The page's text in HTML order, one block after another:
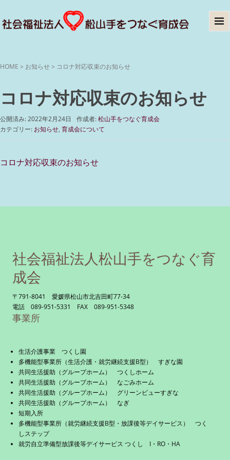
HOME > お知らせ> コロナ対応収束のお知らせ
コロナ対応収束のお知らせ
公開済み: 2022年2月24日 作成者:松山手をつなぐ育成会
カテゴリー: お知らせ, 育成会について
コロナ対応収束のお知らせ
社会福祉法人松山手をつなぐ育
成会
〒791-8041 愛媛県松山市北吉田町77-34
電話 089-951-5331 FAX 089-951-5348
事業所
生活介護事業 つくし園
多機能型事業所（生活介護・就労継続支援B型） すぎな園
共同生活援助（グループホーム） つくしホーム
共同生活援助（グループホーム） なごみホーム
共同生活援助（グループホーム） グリーンビューすぎな
共同生活援助（グループホーム） なぎ
短期入所
多機能型事業所（就労継続支援B型・放課後等デイサービス） つく
しステップ
就労自立準備型放課後等デイサービス つくし I・RO・HA